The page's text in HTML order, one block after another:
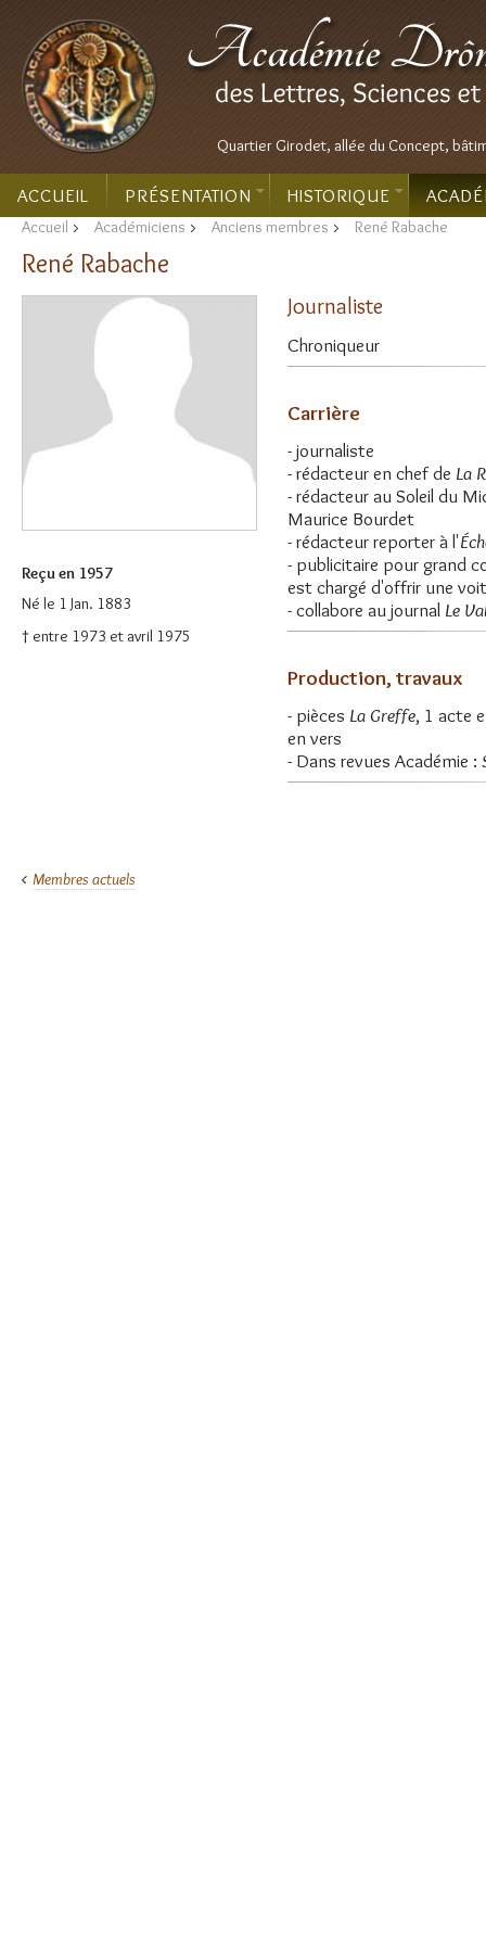
Quartier Girodet, allée du Concept,
ACCUEIL PRÉSENTATION HISTORIQUE
Accueil > Académiciens > Anciens membres > René Rabache
René Rabache
Reçu en 1957
Né le 1 Jan. 1883
† entre 1973 et avril 1975
Journaliste
Chroniqueur
Carrière
- journaliste
- rédacteur en chef de La
- rédacteur au Soleil du
Maurice Bourdet
- rédacteur reporter à l'
- publicitaire pour grand
est chargé d'offrir une
- collabore au journal Le
Production, travaux
- pièces La Greffe, 1 acte
en vers
- Dans revues Académie :
Membres actuels